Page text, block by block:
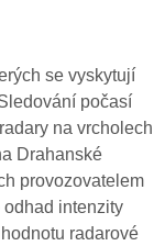
se vyskytují
počasí
na vrcholech
Drahanské
provozovatelem
odhad intenzity
radarové